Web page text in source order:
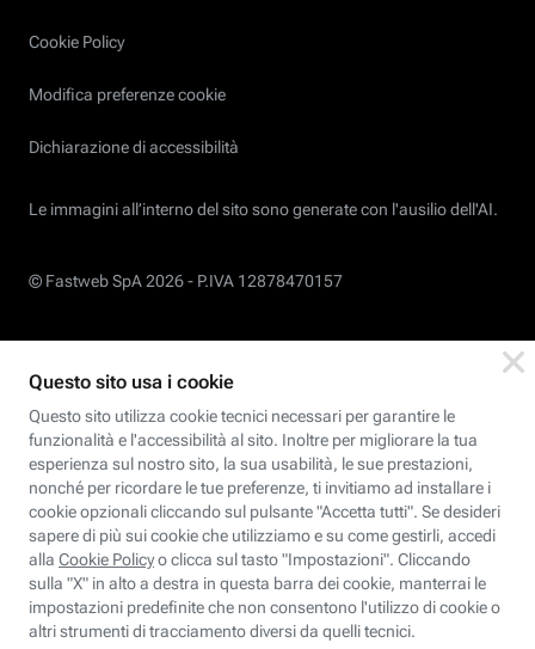
Cookie Policy
Modifica preferenze cookie
Dichiarazione di accessibilità
Le immagini all’interno del sito sono generate con l'ausilio dell'AI.
© Fastweb SpA 2026 - P.IVA 12878470157